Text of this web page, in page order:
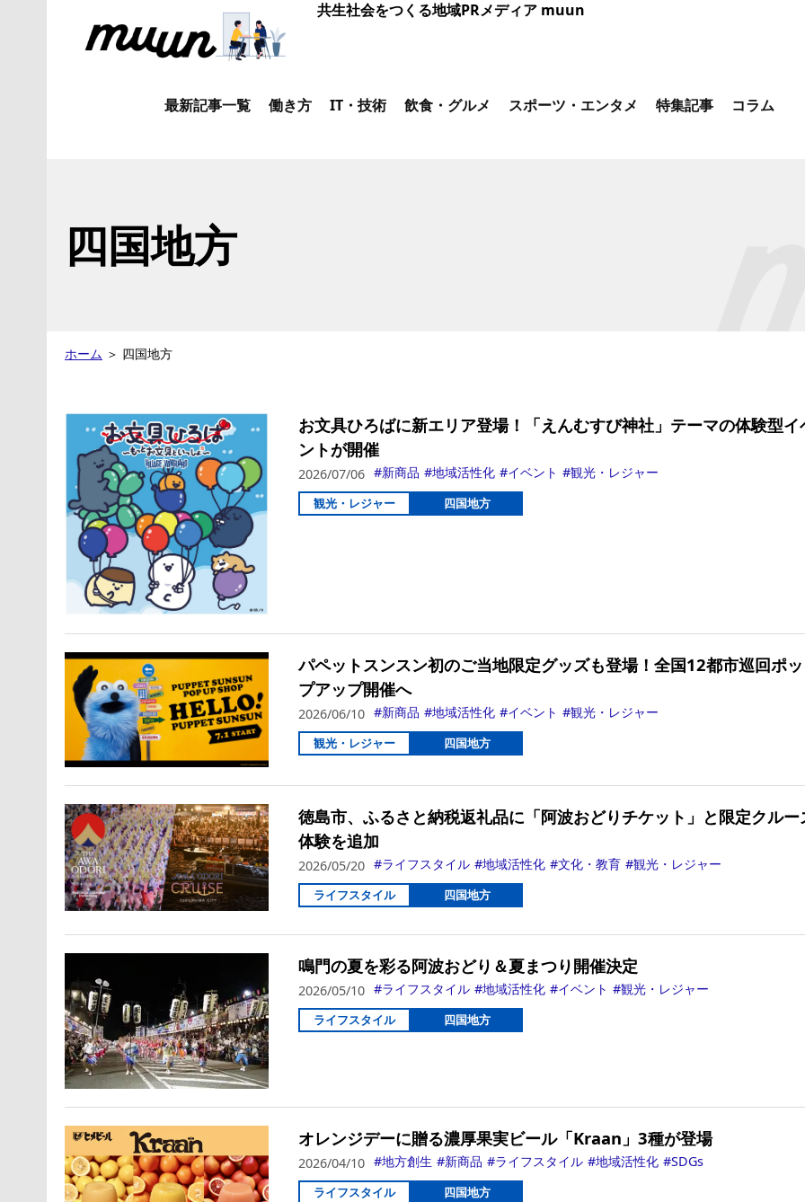
共生社会をつくる地域PRメディア muun
最新記事一覧 働き方 IT・技術 飲食・グルメ スポーツ・エンタメ 特集記事 コラム
四国地方
ホーム ＞ 四国地方
お文具ひろばに新エリア登場！「えんむすび神社」テーマの体験型イ
ントが開催
2026/07/06 新商品 地域活性化 イベント 観光・レジャー
観光・レジャー 四国地方
パペットスンスン初のご当地限定グッズも登場！全国12都市巡回ポッ
プアップ開催へ
2026/06/10 新商品 地域活性化 イベント 観光・レジャー
観光・レジャー 四国地方
徳島市、ふるさと納税返礼品に「阿波おどりチケット」と限定クルー
体験を追加
2026/05/20 ライフスタイル 地域活性化 文化・教育 観光・レジャー
ライフスタイル 四国地方
鳴門の夏を彩る阿波おどり＆夏まつり開催決定
2026/05/10 ライフスタイル 地域活性化 イベント 観光・レジャー
ライフスタイル 四国地方
オレンジデーに贈る濃厚果実ビール「Kraan」3種が登場
2026/04/10 地方創生 新商品 ライフスタイル 地域活性化 SDGs
ライフスタイル 四国地方